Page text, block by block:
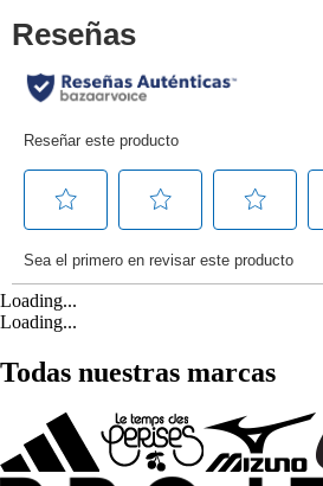
Loading...
Loading...
Todas nuestras marcas